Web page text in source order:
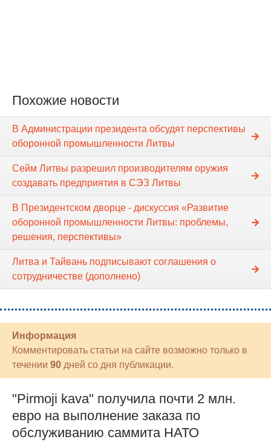
Похожие новости
В Администрации президента обсудят перспективы
оборонной промышленности Литвы
Сейм Литвы разрешил производителям оружия
создавать предприятия в СЭЗ Литвы
В Президентском дворце - дискуссия «Развитие
оборонной промышленности Литвы: проблемы,
решения, перспективы»
Литва и Тайвань подписывают соглашения о
сотрудничестве (дополнено)
Информация
Комментировать статьи на сайте возможно только в
течении 90 дней со дня публикации.
"Pirmoji kava" получила почти 2 млн.
евро на выполнение заказа по
обслуживанию саммита НАТО